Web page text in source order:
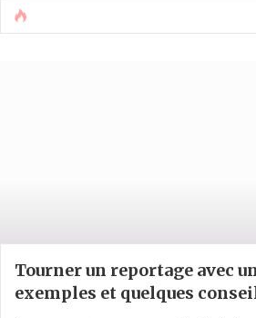
Tourner un reportage avec
exemples et quelques